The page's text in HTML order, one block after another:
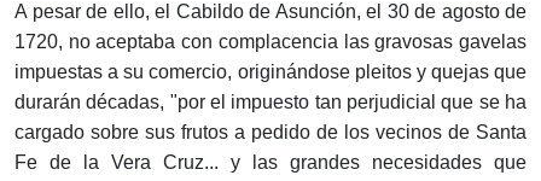
A pesar de ello, el Cabildo de Asunción, el 30 de agosto de
1720, no aceptaba con complacencia las gravosas gavelas
impuestas a su comercio, originándose pleitos y quejas que
durarán décadas, "por el impuesto tan perjudicial que se ha
cargado sobre sus frutos a pedido de los vecinos de Santa
Fe de la Vera Cruz... y las grandes necesidades que